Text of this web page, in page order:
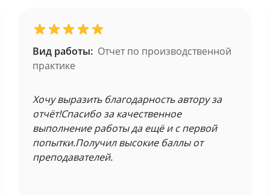
Вид работы: Отчет по производственной
практике
Хочу выразить благодарность автору за
отчёт!Спасибо за качественное
выполнение работы да ещё и с первой
попытки.Получил высокие баллы от
преподавателей.